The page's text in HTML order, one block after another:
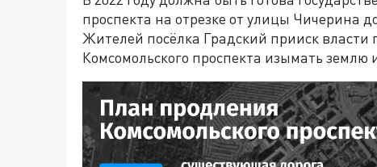
проспекта на отрезке от улицы Чичерина
Жителей посёлка Градский прииск власти
Комсомольского проспекта изымать землю